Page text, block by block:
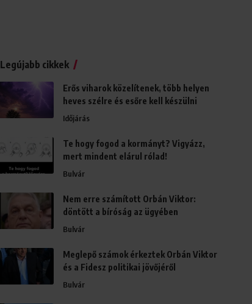
Legújabb cikkek
Erős viharok közelítenek, több helyen
heves szélre és esőre kell készülni
Időjárás
Te hogy fogod a kormányt? Vigyázz,
mert mindent elárul rólad!
Bulvár
Nem erre számított Orbán Viktor:
döntött a bíróság az ügyében
Bulvár
Meglepő számok érkeztek Orbán Viktor
és a Fidesz politikai jövőjéről
Bulvár